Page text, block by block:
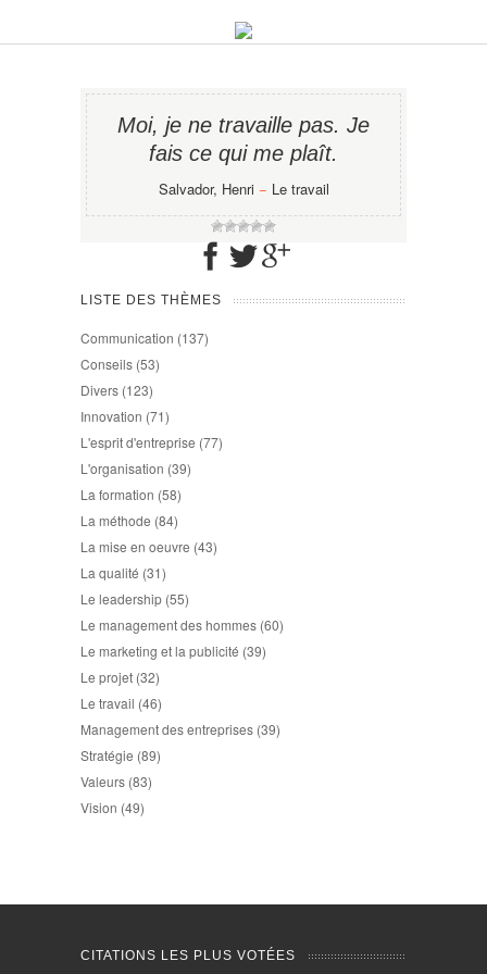
Moi, je ne travaille pas. Je
fais ce qui me plaît.
Salvador, Henri− Le travail
LISTE DES THÈMES
Communication (137)
Conseils (53)
Divers (123)
Innovation (71)
L'esprit d'entreprise (77)
L'organisation (39)
La formation (58)
La méthode (84)
La mise en oeuvre (43)
La qualité (31)
Le leadership (55)
Le management des hommes (60)
Le marketing et la publicité (39)
Le projet (32)
Le travail (46)
Management des entreprises (39)
Stratégie (89)
Valeurs (83)
Vision (49)
CITATIONS LES PLUS VOTÉES